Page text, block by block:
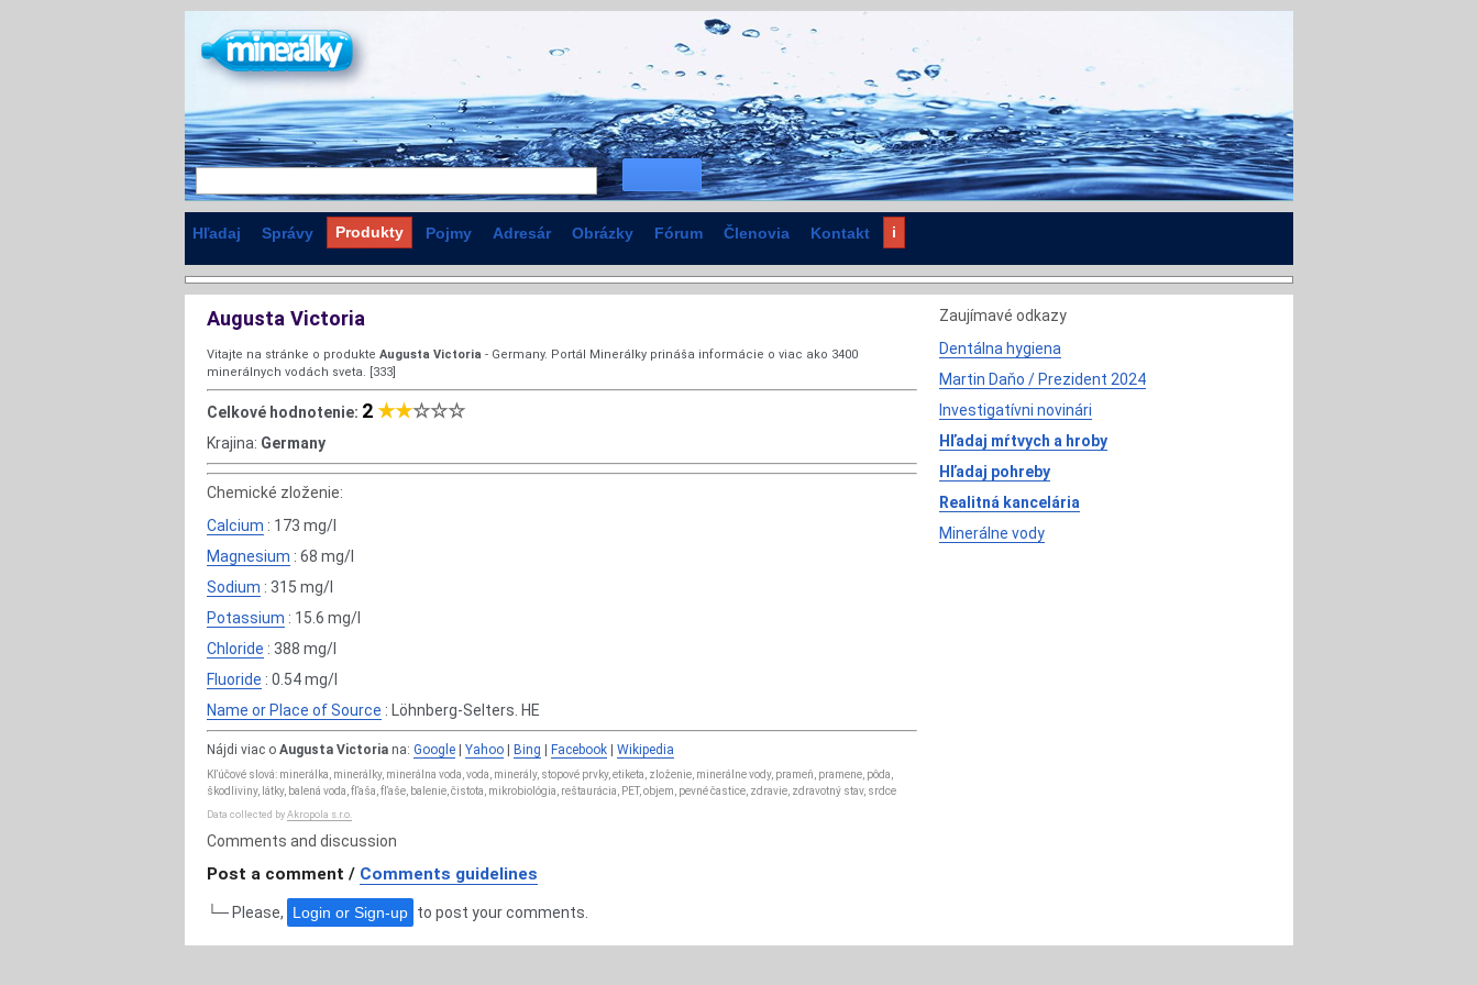
Hľadaj Správy Produkty Pojmy Adresár Obrázky Fórum Členovia Kontakt i
Augusta Victoria
Vitajte na stránke o produkte Augusta Victoria - Germany. Portál Minerálky prináša informácie o viac ako 3400
minerálnych vodách sveta. [333]
Celkové hodnotenie: 2★★☆☆☆
Krajina: Germany
Chemické zloženie:
Calcium : 173 mg/l
Magnesium : 68 mg/l
Sodium : 315 mg/l
Potassium : 15.6 mg/l
Chloride : 388 mg/l
Fluoride : 0.54 mg/l
Name or Place of Source : Löhnberg-Selters. HE
Nájdi viac o Augusta Victoria na: Google Yahoo Bing Facebook Wikipedia
Kľúčové slová: minerálka, minerálky, minerálna voda, voda, minerály, stopové prvky, etiketa, zloženie, minerálne vody, prameň, pramene, pôda,
škodliviny, látky, balená voda, fľaša, fľaše, balenie, čistota, mikrobiológia, reštaurácia, PET, objem, pevné častice, zdravie, zdravotný stav, srdce
Data collected by Akropola s.r.o.
Comments and discussion
Post a comment / Comments guidelines
└─ Please, Login or Sign-up to post your comments.
Zaujímavé odkazy
Dentálna hygiena
Martin Daňo / Prezident 2024
Investigatívni novinári
Hľadaj mŕtvych a hroby
Hľadaj pohreby
Realitná kancelária
Minerálne vody